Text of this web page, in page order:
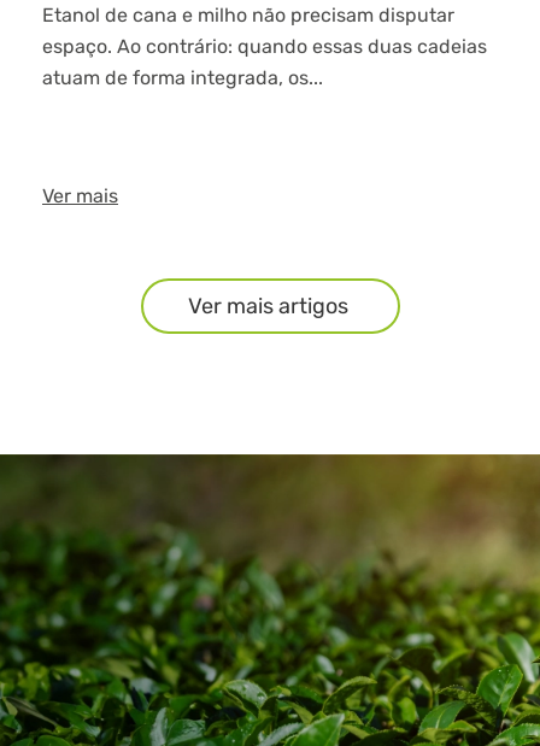
Etanol de cana e milho não precisam disputar
espaço. Ao contrário: quando essas duas cadeias
atuam de forma integrada, os...
Ver mais
Ver mais artigos